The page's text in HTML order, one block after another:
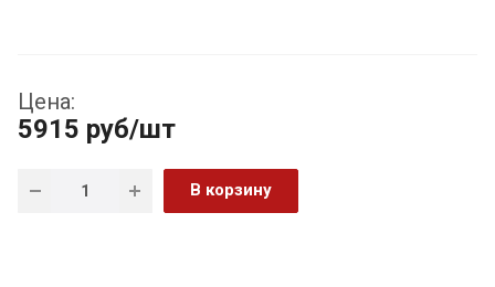
Цена:
5915 руб/шт
В корзину